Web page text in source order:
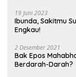
19 Juni 2023
Ibunda, Sakitmu
Engkau!
2 Desember 2021
Bak Epos
Berdarah-Darah?